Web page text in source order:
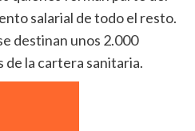
salarial de todo el resto.
destinan unos 2.000
de la cartera sanitaria.